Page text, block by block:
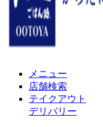
メニュー
店舗検索
テイクアウト
デリバリー